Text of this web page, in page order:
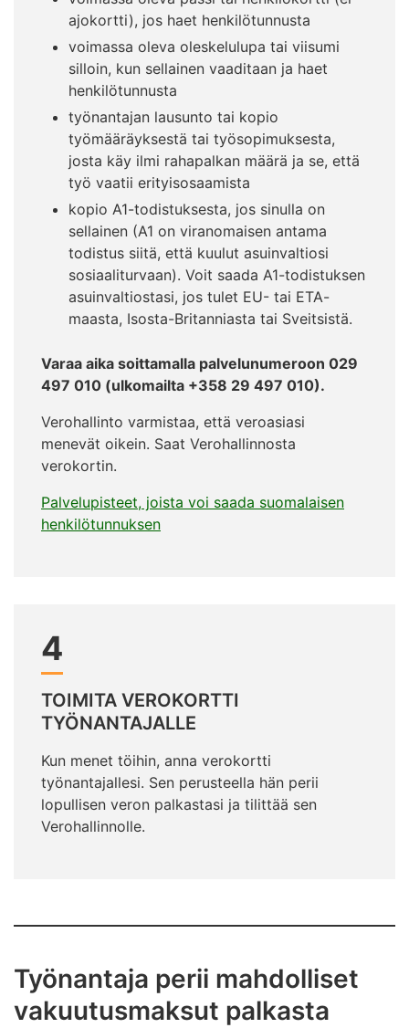
ajokortti), jos haet henkilötunnusta
voimassa oleva oleskelulupa tai viisumi
silloin, kun sellainen vaaditaan ja haet
henkilötunnusta
työnantajan lausunto tai kopio
työmääräyksestä tai työsopimuksesta,
josta käy ilmi rahapalkan määrä ja se, että
työ vaatii erityisosaamista
kopio A1-todistuksesta, jos sinulla on
sellainen (A1 on viranomaisen antama
todistus siitä, että kuulut asuinvaltiosi
sosiaaliturvaan). Voit saada A1-todistuksen
asuinvaltiostasi, jos tulet EU- tai ETA-
maasta, Isosta-Britanniasta tai Sveitsistä.
Varaa aika soittamalla palvelunumeroon 029
497 010 (ulkomailta +358 29 497 010).
Verohallinto varmistaa, että veroasiasi
menevät oikein. Saat Verohallinnosta
verokortin.
Palvelupisteet, joista voi saada suomalaisen
henkilötunnuksen
4
TOIMITA VEROKORTTI
TYÖNANTAJALLE
Kun menet töihin, anna verokortti
työnantajallesi. Sen perusteella hän perii
lopullisen veron palkastasi ja tilittää sen
Verohallinnolle.
Työnantaja perii mahdolliset
vakuutusmaksut palkasta